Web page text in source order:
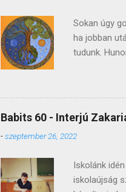
Sokan úgy
ha jobban
tudunk.
ezek a
magyar
sámánok,
pogányság
mitológia
Babits 60 - Interjú
-szeptember 26, 2022
Iskolánk
iskolaújság